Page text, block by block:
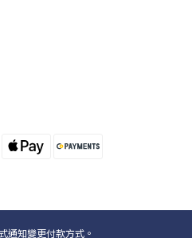
通知變更付款方式。